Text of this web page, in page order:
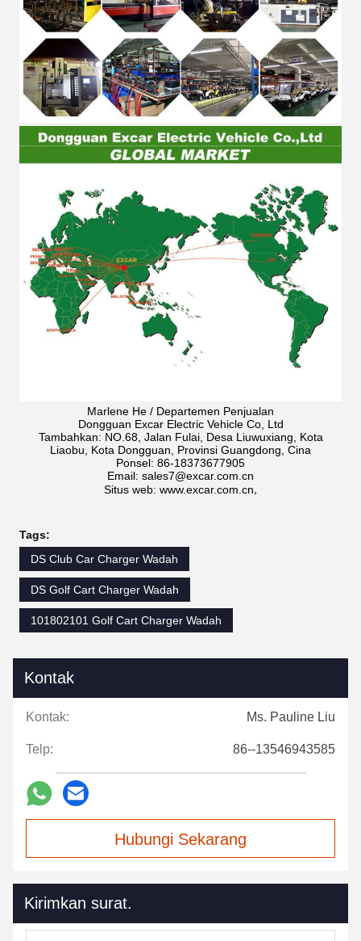
Marlene He / Departemen Penjualan
Dongguan Excar Electric Vehicle Co, Ltd
Tambahkan: NO.68, Jalan Fulai, Desa Liuwuxiang, Kota
Liaobu, Kota Dongguan, Provinsi Guangdong, Cina
Ponsel: 86-18373677905
Email: sales7@excar.com.cn
Situs web: www.excar.com.cn,
Tags:
DS Club Car Charger Wadah
DS Golf Cart Charger Wadah
101802101 Golf Cart Charger Wadah
Kontak
Kontak: Ms. Pauline Liu
Telp: 86--13546943585
Hubungi Sekarang
Kirimkan surat.